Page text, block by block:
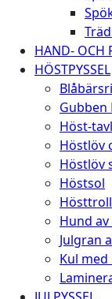
HAND- OCH
HÖSTPYSSEL
Gubben
Höst-
Höstlöv
Höstlöv
Höstsol
Hösttroll
Hund
Julgran
Kul